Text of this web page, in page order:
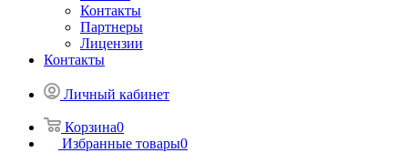
Контакты
Партнеры
Лицензии
Контакты
Личный кабинет
Корзина0
Избранные товары0